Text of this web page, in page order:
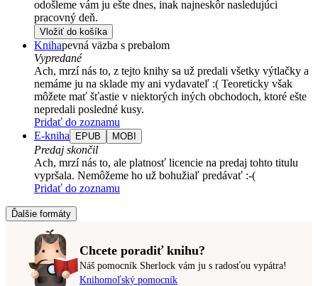
odošleme vám ju ešte dnes, inak najneskôr nasledujúci
pracovný deň.
Vložiť do košíka
Knihapevná väzba s prebalom
Vypredané
Ach, mrzí nás to, z tejto knihy sa už predali všetky výtlačky a
nemáme ju na sklade my ani vydavateľ :( Teoreticky však
môžete mať šťastie v niektorých iných obchodoch, ktoré ešte
nepredali posledné kusy.
Pridať do zoznamu
E-kniha
EPUB MOBI
Predaj skončil
Ach, mrzí nás to, ale platnosť licencie na predaj tohto titulu
vypršala. Nemôžeme ho už bohužiaľ predávať :-(
Pridať do zoznamu
Ďalšie formáty
Chcete poradiť knihu?
Náš pomocník Sherlock vám ju s radosťou vypátra!
Knihomoľský pomocník